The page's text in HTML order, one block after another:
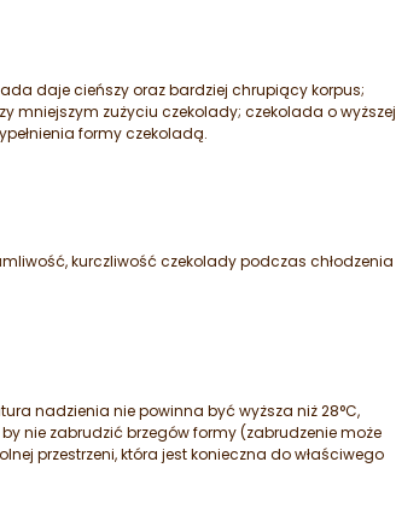
daje cieńszy oraz bardziej chrupiący korpus;
mniejszym zużyciu czekolady; czekolada o wyższej
formy czekoladą.
kurczliwość czekolady podczas chłodzenia
nadzienia nie powinna być wyższa niż 28°C,
nie zabrudzić brzegów formy (zabrudzenie może
przestrzeni, która jest konieczna do właściwego